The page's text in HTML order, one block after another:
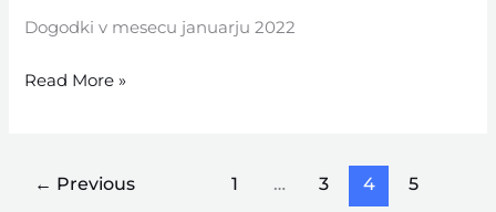
Dogodki v mesecu januarju 2022
Read More »
← Previous 1 … 3 4
5